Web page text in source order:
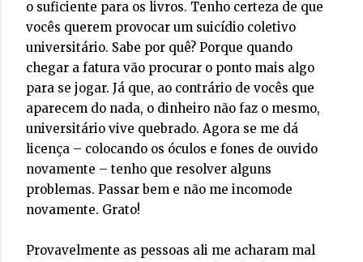
o suficiente para os livros. Tenho certeza de que
vocês querem provocar um suicídio coletivo
universitário. Sabe por quê? Porque quando
chegar a fatura vão procurar o ponto mais algo
para se jogar. Já que, ao contrário de vocês que
aparecem do nada, o dinheiro não faz o mesmo,
universitário vive quebrado. Agora se me dá
licença – colocando os óculos e fones de ouvido
novamente – tenho que resolver alguns
problemas. Passar bem e não me incomode
novamente. Grato!
Provavelmente as pessoas ali me acharam mal